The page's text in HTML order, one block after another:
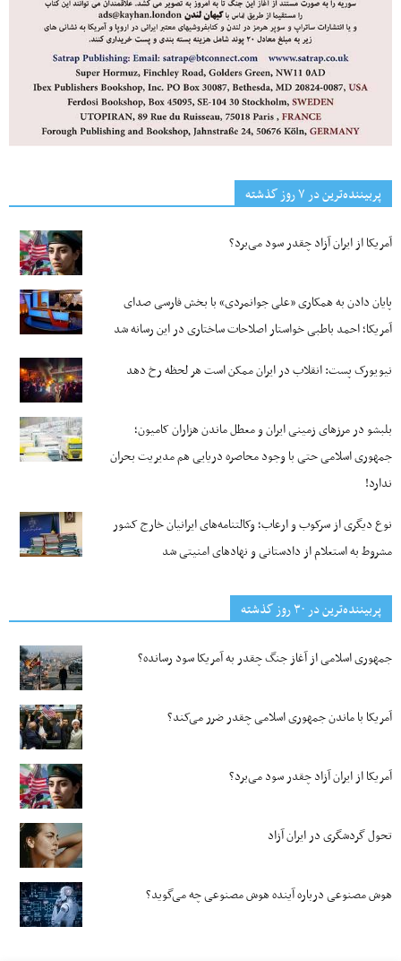
پربیننده‌ترین‌ در ۷ روز گذشته
آمریکا از ایران آزاد چقدر سود می‌برد؟
پایان دادن به همکاری «علی جوانمردی» با بخش فارسی صدای
آمریکا؛ احمد باطبی خواستار اصلاحات ساختاری در این رسانه شد
نیویورک پست: انقلاب در ایران ممکن است هر لحظه رخ دهد
بلبشو در مرزهای زمینی ایران و معطل ماندن هزاران کامیون؛
جمهوری اسلامی حتی با وجود محاصره دریایی هم مدیریت بحران
ندارد!
نوع دیگری از سرکوب و ارعاب؛ وکالتنامه‌های ایرانیان خارج کشور
مشروط به استعلام از دادستانی و نهادهای امنیتی شد
پربیننده‌ترین‌ در ۳۰ روز گذشته
جمهوری اسلامی از آغاز جنگ چقدر به آمریکا سود رسانده؟
آمریکا با ماندن جمهوری اسلامی چقدر ضرر می‌کند؟
آمریکا از ایران آزاد چقدر سود می‌برد؟
تحول گردشگری در ایران آزاد
هوش مصنوعی درباره آینده هوش مصنوعی چه می‌گوید؟